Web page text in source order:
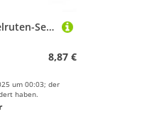
40 cm Teleskop-Angelruten-Set, benutzerfreundlich für alle Fähigkeitsstufen, perfekt für Angler (3,6 m Lila)
8,87 €
um 00:03; der
haben.